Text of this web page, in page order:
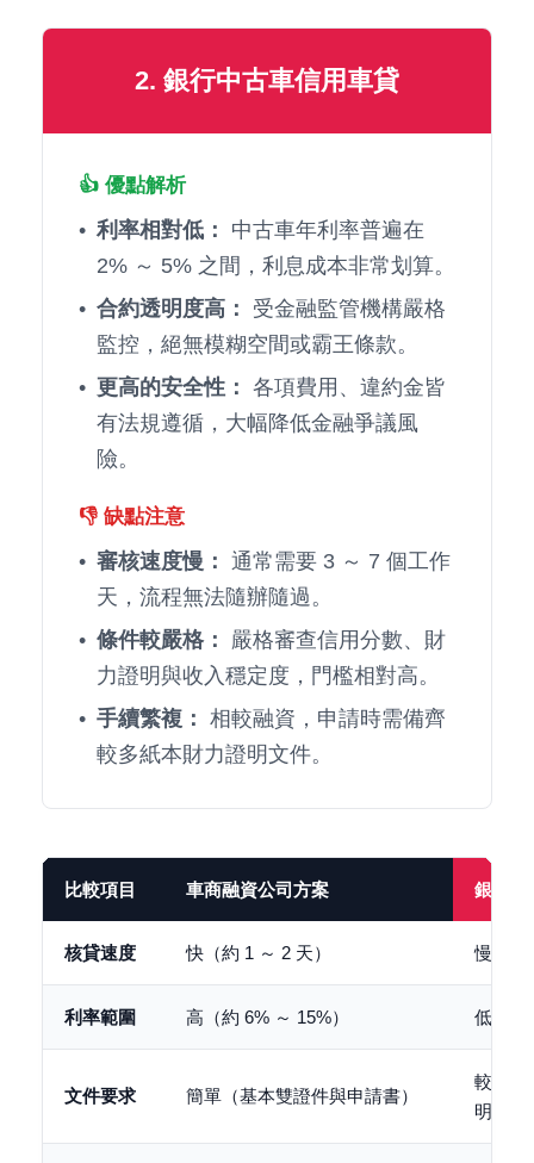
2. 銀行中古車信用車貸
👍 優點解析
利率相對低：
中古車年利率普遍在
2% ～ 5% 之間，利息成本非常划算。
合約透明度高：
受金融監管機構嚴格
監控，絕無模糊空間或霸王條款。
更高的安全性： 各項費用、違約金皆
有法規遵循，大幅降低金融爭議風
險。
👎 缺點注意
審核速度慢： 通常需要 3 ～ 7 個工作
天，流程無法隨辦隨過。
條件較嚴格：
嚴格審查信用分數、財
力證明與收入穩定度，門檻相對高。
手續繁複： 相較融資，申請時需備齊
較多紙本財力證明文件。
比較項目 車商融資公司方案 銀行汽
核貸速度 快（約 1 ～ 2 天） 慢（約
利率範圍 高（約 6% ～ 15%） 低（約
文件要求 簡單（基本雙證件與申請書）
較多（
明）